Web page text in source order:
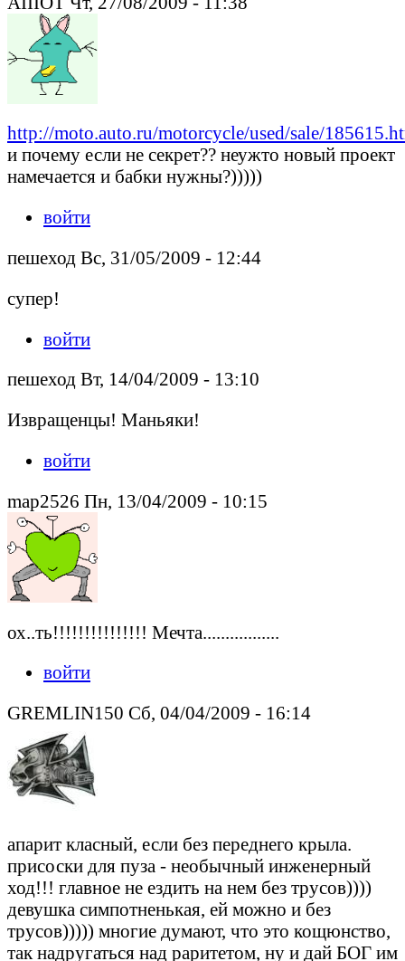
http://moto.auto.ru/motorcycle/used/sale/
и почему если не секрет?? неужто новый проект
намечается и бабки нужны?)))))
войти
пешеход Вс, 31/05/2009 - 12:44
супер!
войти
пешеход Вт, 14/04/2009 - 13:10
Извращенцы! Маньяки!
войти
map2526 Пн, 13/04/2009 - 10:15
ох..ть!!!!!!!!!!!!!!! Мечта.................
войти
GREMLIN150 Сб, 04/04/2009 - 16:14
апарит класный, если без переднего крыла.
присоски для пуза - необычный инженерный
ход!!! главное не ездить на нем без трусов))))
девушка симпотненькая, ей можно и без
трусов))))) многие думают, что это кощюнство,
так надругаться над раритетом, ну и дай БОГ им